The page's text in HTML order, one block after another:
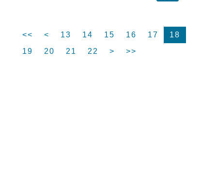
<< < 13 14 15 16 17
18
19
20 21 22 > >>